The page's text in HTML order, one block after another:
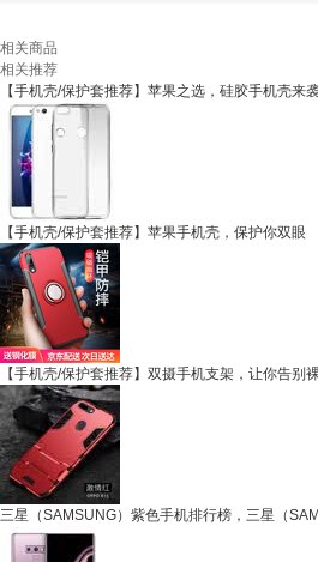
相关商品
相关推荐
【手机壳/保护套推荐】苹果之选，硅胶手机壳来
【手机壳/保护套推荐】苹果手机壳，保护你双眼
【手机壳/保护套推荐】双摄手机支架，让你告别
三星（SAMSUNG）紫色手机排行榜，三星（